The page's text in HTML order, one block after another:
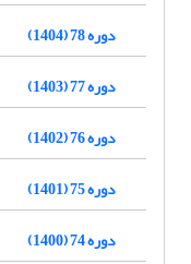
دوره 78 (1404)
دوره 77 (1403)
دوره 76 (1402)
دوره 75 (1401)
دوره 74 (1400)